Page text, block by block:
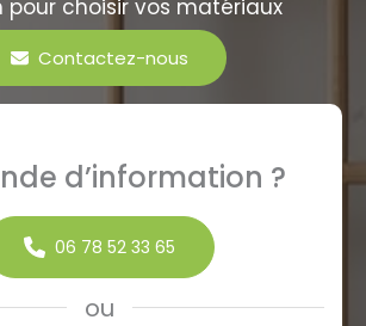
pour choisir vos matériaux
Contactez-nous
d’information ?
06 78 52 33 65
ou